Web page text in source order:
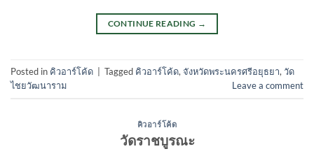
CONTINUE READING →
Posted in คิวอาร์โค้ด Tagged คิวอาร์โค้ด,จังหวัดพระนครศรีอยุธยา,วัด
ไชยวัฒนาราม
Leave a comment
คิวอาร์โค้ด
วัดราชบูรณะ